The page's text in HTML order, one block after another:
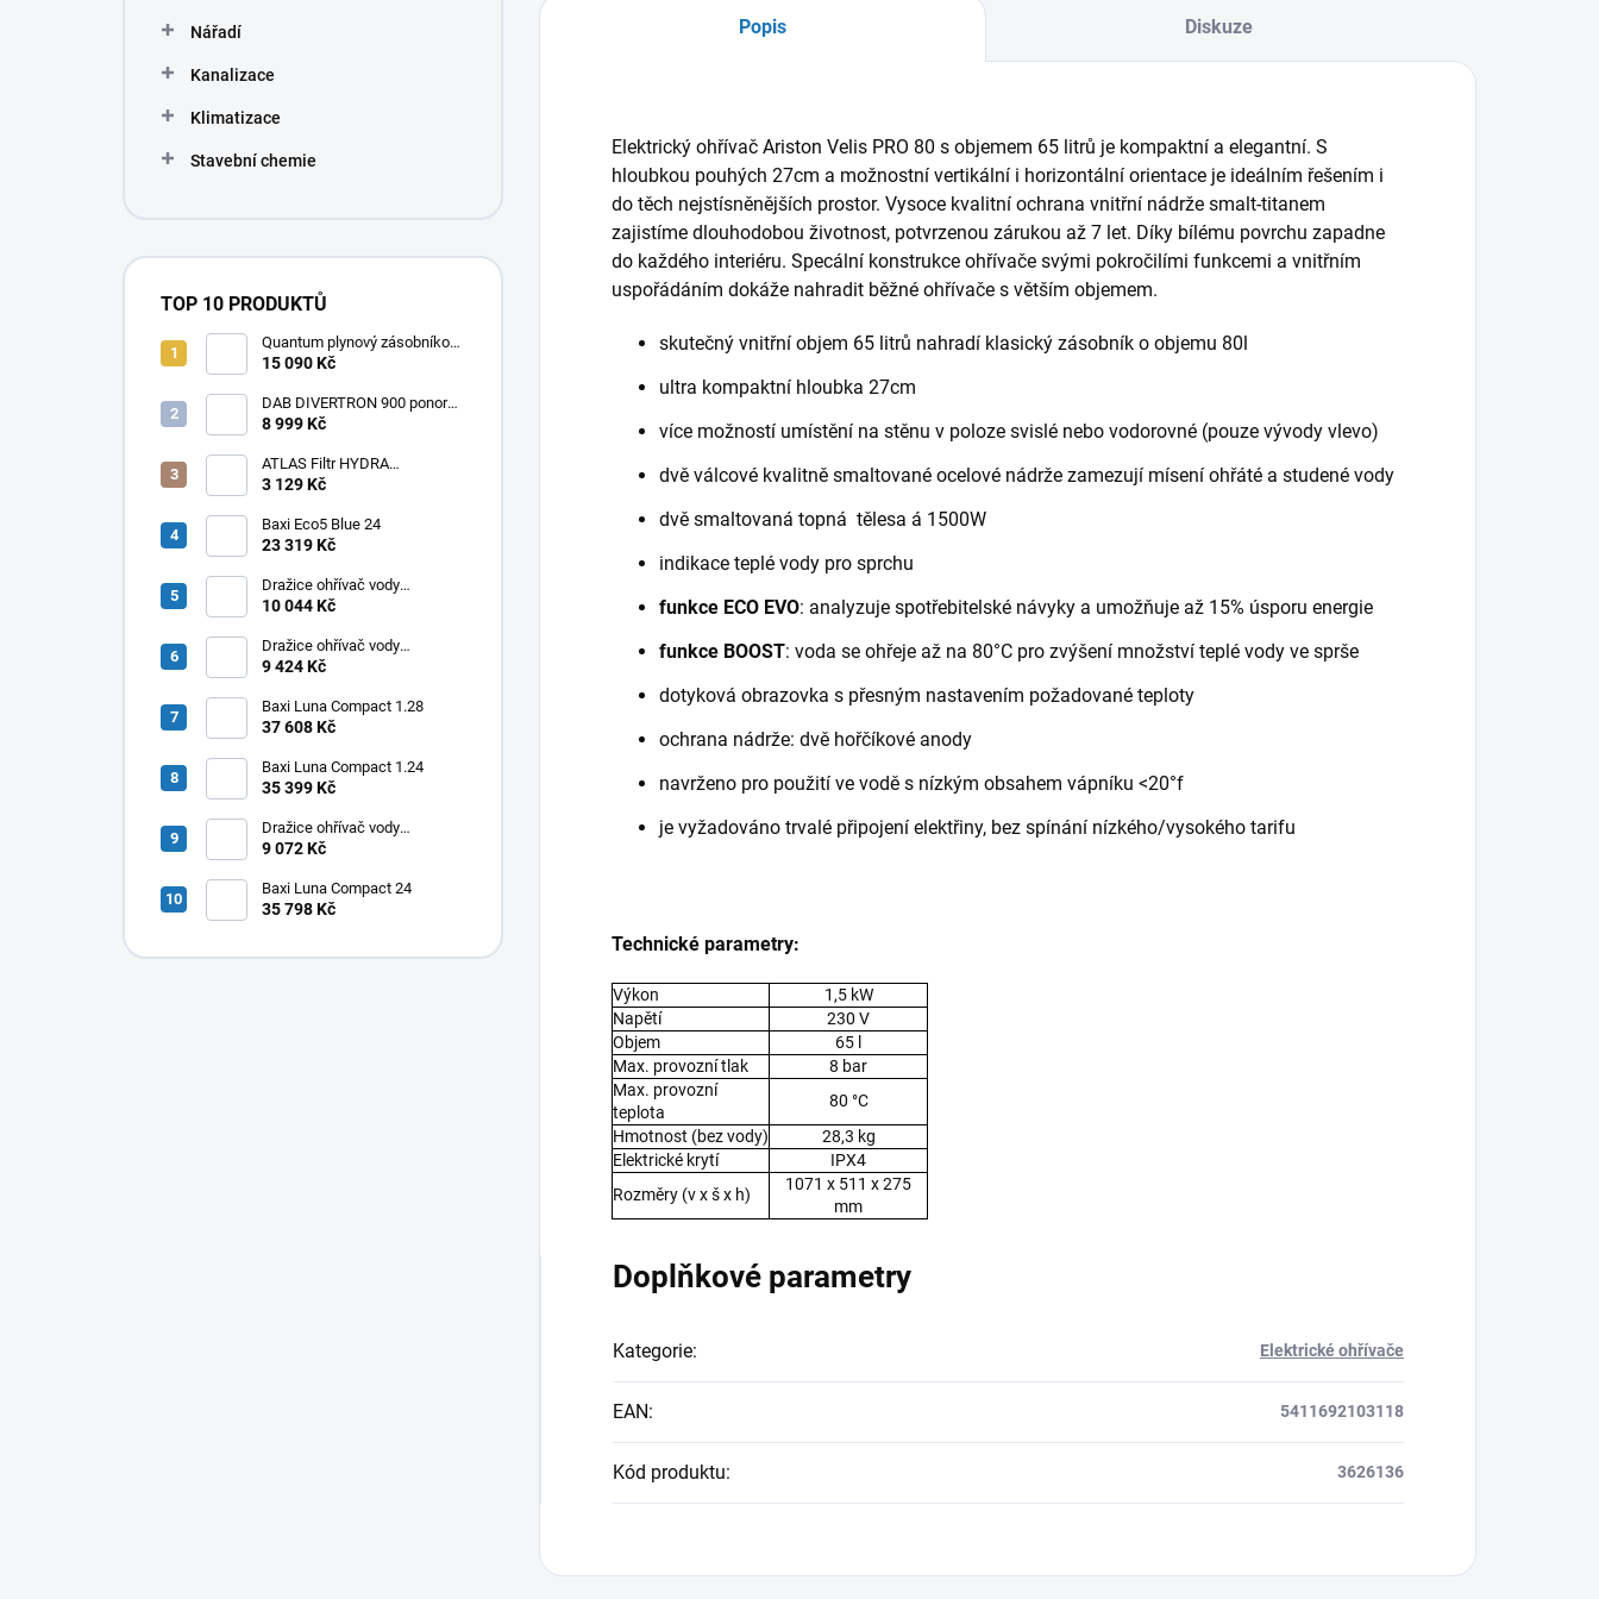
Nářadí
Kanalizace
Klimatizace
Stavební chemie
TOP 10 PRODUKTŮ
Quantum plynový zásobníkový
ohřívač Q7 EU 30 NORS/E 115l
15 090 Kč
DAB DIVERTRON 900 ponorné
6" čerpadlo do vrtů a studní
8 999 Kč
ATLAS Filtr HYDRA
RAINMASTER TRIO RSH 1" +
3 129 Kč
Baxi Eco5 Blue 24
23 319 Kč
Dražice ohřívač vody
elektrický svislý OKHE ONE/E
10 044 Kč
Dražice ohřívač vody
elektrický svislý OKHE ONE/E
9 424 Kč
Baxi Luna Compact 1.28
37 608 Kč
Baxi Luna Compact 1.24
35 399 Kč
Dražice ohřívač vody
elektrický svislý OKHE ONE/E
9 072 Kč
Baxi Luna Compact 24
35 798 Kč
Popis Diskuze
Elektrický ohřívač Ariston Velis PRO 80 s objemem 65 litrů je kompaktní a elegantní. S
hloubkou pouhých 27cm a možnostní vertikální i horizontální orientace je ideálním řešením i
do těch nejstísněnějších prostor. Vysoce kvalitní ochrana vnitřní nádrže smalt-titanem
zajistíme dlouhodobou životnost, potvrzenou zárukou až 7 let. Díky bílému povrchu zapadne
do každého interiéru. Specální konstrukce ohřívače svými pokročilími funkcemi a vnitřním
uspořádáním dokáže nahradit běžné ohřívače s větším objemem.
skutečný vnitřní objem 65 litrů nahradí klasický zásobník o objemu 80l
ultra kompaktní hloubka 27cm
více možností umístění na stěnu v poloze svislé nebo vodorovné (pouze vývody vlevo)
dvě válcové kvalitně smaltované ocelové nádrže zamezují mísení ohřáté a studené vody
dvě smaltovaná topná tělesa á 1500W
indikace teplé vody pro sprchu
funkce ECO EVO: analyzuje spotřebitelské návyky a umožňuje až 15% úsporu energie
funkce BOOST: voda se ohřeje až na 80°C pro zvýšení množství teplé vody ve sprše
dotyková obrazovka s přesným nastavením požadované teploty
ochrana nádrže: dvě hořčíkové anody
navrženo pro použití ve vodě s nízkým obsahem vápníku <20°f
je vyžadováno trvalé připojení elektřiny, bez spínání nízkého/vysokého tarifu
Technické parametry:
Výkon
1,5 kW
Napětí
230 V
Objem
65 l
Max. provozní tlak
8 bar
Max. provozní
teplota
80 °C
Hmotnost (bez vody)
28,3 kg
Elektrické krytí
IPX4
Rozměry (v x š x h)
1071 x 511 x 275
mm
Doplňkové parametry
Kategorie: Elektrické ohřívače
EAN: 5411692103118
Kód produktu: 3626136